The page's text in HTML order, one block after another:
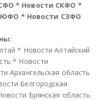
* Новости СКФО *
ЮФО * Новости СЗФО
* Новости Алтайский
* Новости
Архангельская область
Белгородская
Брянская область